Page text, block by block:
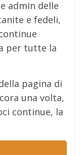
admin delle
e fedeli,
per tutte la
pagina di
una volta,
continue, la